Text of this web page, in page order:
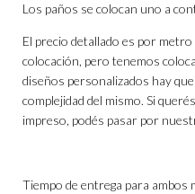
Los paños se colocan uno a
El precio detallado es por
colocación, pero tenemos
diseños personalizados hay
complejidad del mismo. Si
impreso, podés pasar por
Tiempo de entrega para ambos